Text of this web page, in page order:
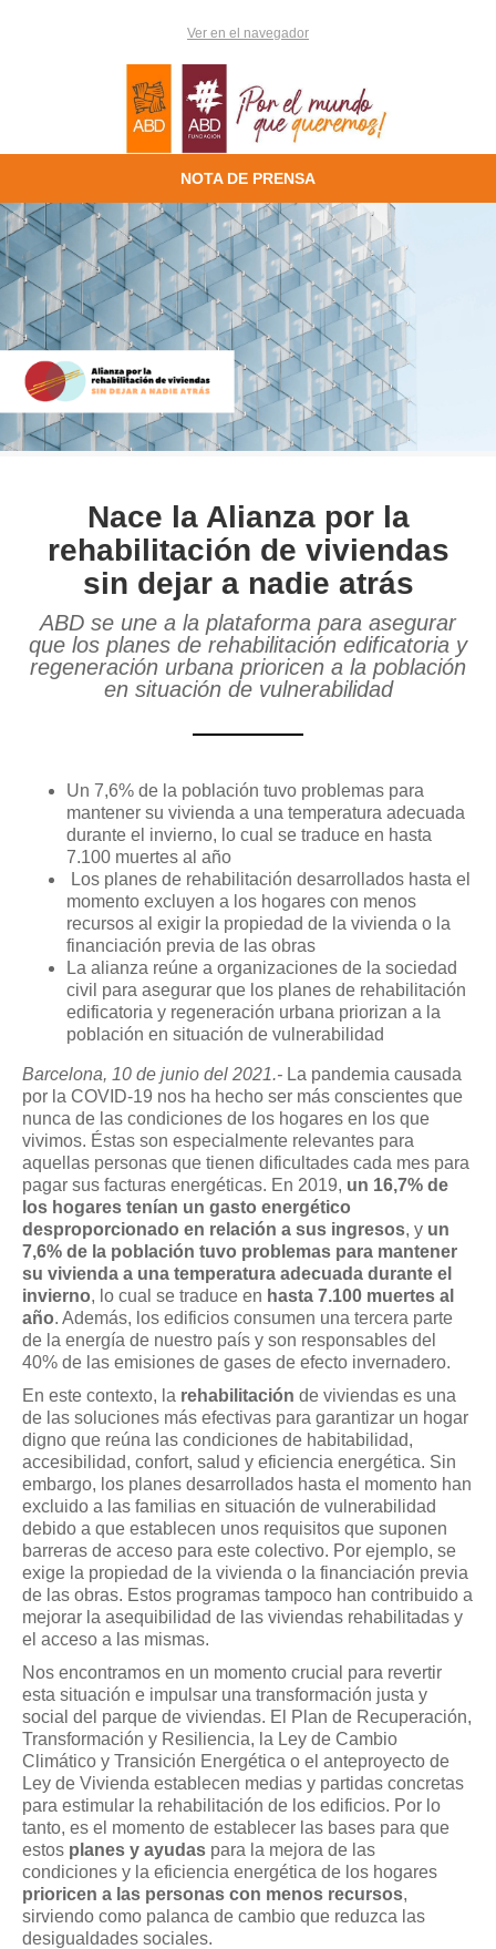
Ver en el navegador
NOTA DE PRENSA
Nace la Alianza por la
rehabilitación de viviendas
sin dejar a nadie atrás
ABD se une a la plataforma para asegurar
que los planes de rehabilitación edificatoria y
regeneración urbana prioricen a la población
en situación de vulnerabilidad
Un 7,6% de la población tuvo problemas para
mantener su vivienda a una temperatura adecuada
durante el invierno, lo cual se traduce en hasta
7.100 muertes al año
Los planes de rehabilitación desarrollados hasta el
momento excluyen a los hogares con menos
recursos al exigir la propiedad de la vivienda o la
financiación previa de las obras
La alianza reúne a organizaciones de la sociedad
civil para asegurar que los planes de rehabilitación
edificatoria y regeneración urbana priorizan a la
población en situación de vulnerabilidad
Barcelona, 10 de junio del 2021.- La pandemia causada
por la COVID-19 nos ha hecho ser más conscientes que
nunca de las condiciones de los hogares en los que
vivimos. Éstas son especialmente relevantes para
aquellas personas que tienen dificultades cada mes para
pagar sus facturas energéticas. En 2019, un 16,7% de
los hogares tenían un gasto energético
desproporcionado en relación a sus ingresos, y un
7,6% de la población tuvo problemas para mantener
su vivienda a una temperatura adecuada durante el
invierno, lo cual se traduce en hasta 7.100 muertes al
año. Además, los edificios consumen una tercera parte
de la energía de nuestro país y son responsables del
40% de las emisiones de gases de efecto invernadero.
En este contexto, la rehabilitación de viviendas es una
de las soluciones más efectivas para garantizar un hogar
digno que reúna las condiciones de habitabilidad,
accesibilidad, confort, salud y eficiencia energética. Sin
embargo, los planes desarrollados hasta el momento han
excluido a las familias en situación de vulnerabilidad
debido a que establecen unos requisitos que suponen
barreras de acceso para este colectivo. Por ejemplo, se
exige la propiedad de la vivienda o la financiación previa
de las obras. Estos programas tampoco han contribuido a
mejorar la asequibilidad de las viviendas rehabilitadas y
el acceso a las mismas.
Nos encontramos en un momento crucial para revertir
esta situación e impulsar una transformación justa y
social del parque de viviendas. El Plan de Recuperación,
Transformación y Resiliencia, la Ley de Cambio
Climático y Transición Energética o el anteproyecto de
Ley de Vivienda establecen medias y partidas concretas
para estimular la rehabilitación de los edificios. Por lo
tanto, es el momento de establecer las bases para que
estos planes y ayudas para la mejora de las
condiciones y la eficiencia energética de los hogares
prioricen a las personas con menos recursos,
sirviendo como palanca de cambio que reduzca las
desigualdades sociales.